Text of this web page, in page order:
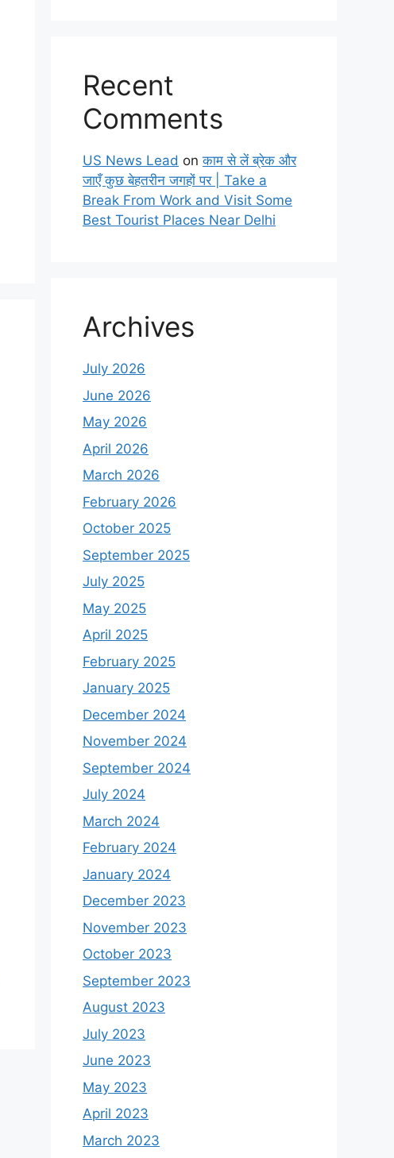
Recent
Comments
US News Lead onकाम से लें ब्रेक और
जाएँ कुछ बेहतरीन जगहों पर | Take a
Break From Work and Visit Some
Best Tourist Places Near Delhi
Archives
July 2026
June 2026
May 2026
April 2026
March 2026
February 2026
October 2025
September 2025
July 2025
May 2025
April 2025
February 2025
January 2025
December 2024
November 2024
September 2024
July 2024
March 2024
February 2024
January 2024
December 2023
November 2023
October 2023
September 2023
August 2023
July 2023
June 2023
May 2023
April 2023
March 2023